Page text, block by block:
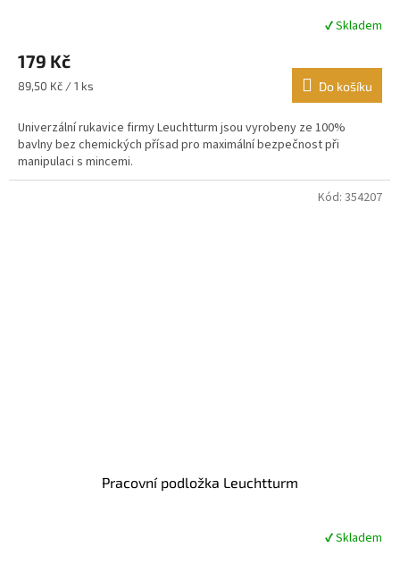
produktu
je
4,7
5
hvězdiček.
✔ Skladem
179 Kč
Měrná
89,50 Kč / 1 ks Do košíku
Univerzální rukavice firmy Leuchtturm jsou vyrobeny ze 100%
bavlny bez chemických přísad pro maximální bezpečnost při
manipulaci s mincemi.
Pracovní podložka Leuchtturm
✔ Skladem
Kód: 354207